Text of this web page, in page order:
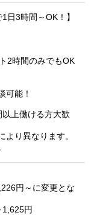
日3時間～OK！】
2時間のみでもOK
可能！
上働ける方大歓
り異なります。
円～に変更とな
1,625円